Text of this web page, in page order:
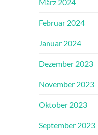
März 2024
Februar 2024
Januar 2024
Dezember 2023
November 2023
Oktober 2023
September 2023